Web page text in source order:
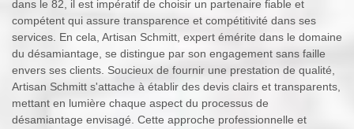
dans le 82, il est impératif de choisir un partenaire fiable et
compétent qui assure transparence et compétitivité dans ses
services. En cela, Artisan Schmitt, expert émérite dans le domaine
du désamiantage, se distingue par son engagement sans faille
envers ses clients. Soucieux de fournir une prestation de qualité,
Artisan Schmitt s'attache à établir des devis clairs et transparents,
mettant en lumière chaque aspect du processus de
désamiantage envisagé. Cette approche professionnelle et